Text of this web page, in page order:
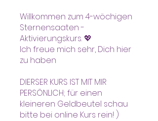
Willkommen zum 4-wöchigen
Sternensaaten -
Aktivierungskurs. 💖
Ich freue mich sehr, Dich hier
zu haben
DIERSER KURS IST MIT MIR
PERSÖNLICH; für einen
kleineren Geldbeutel schau
bitte bei online Kurs rein! )